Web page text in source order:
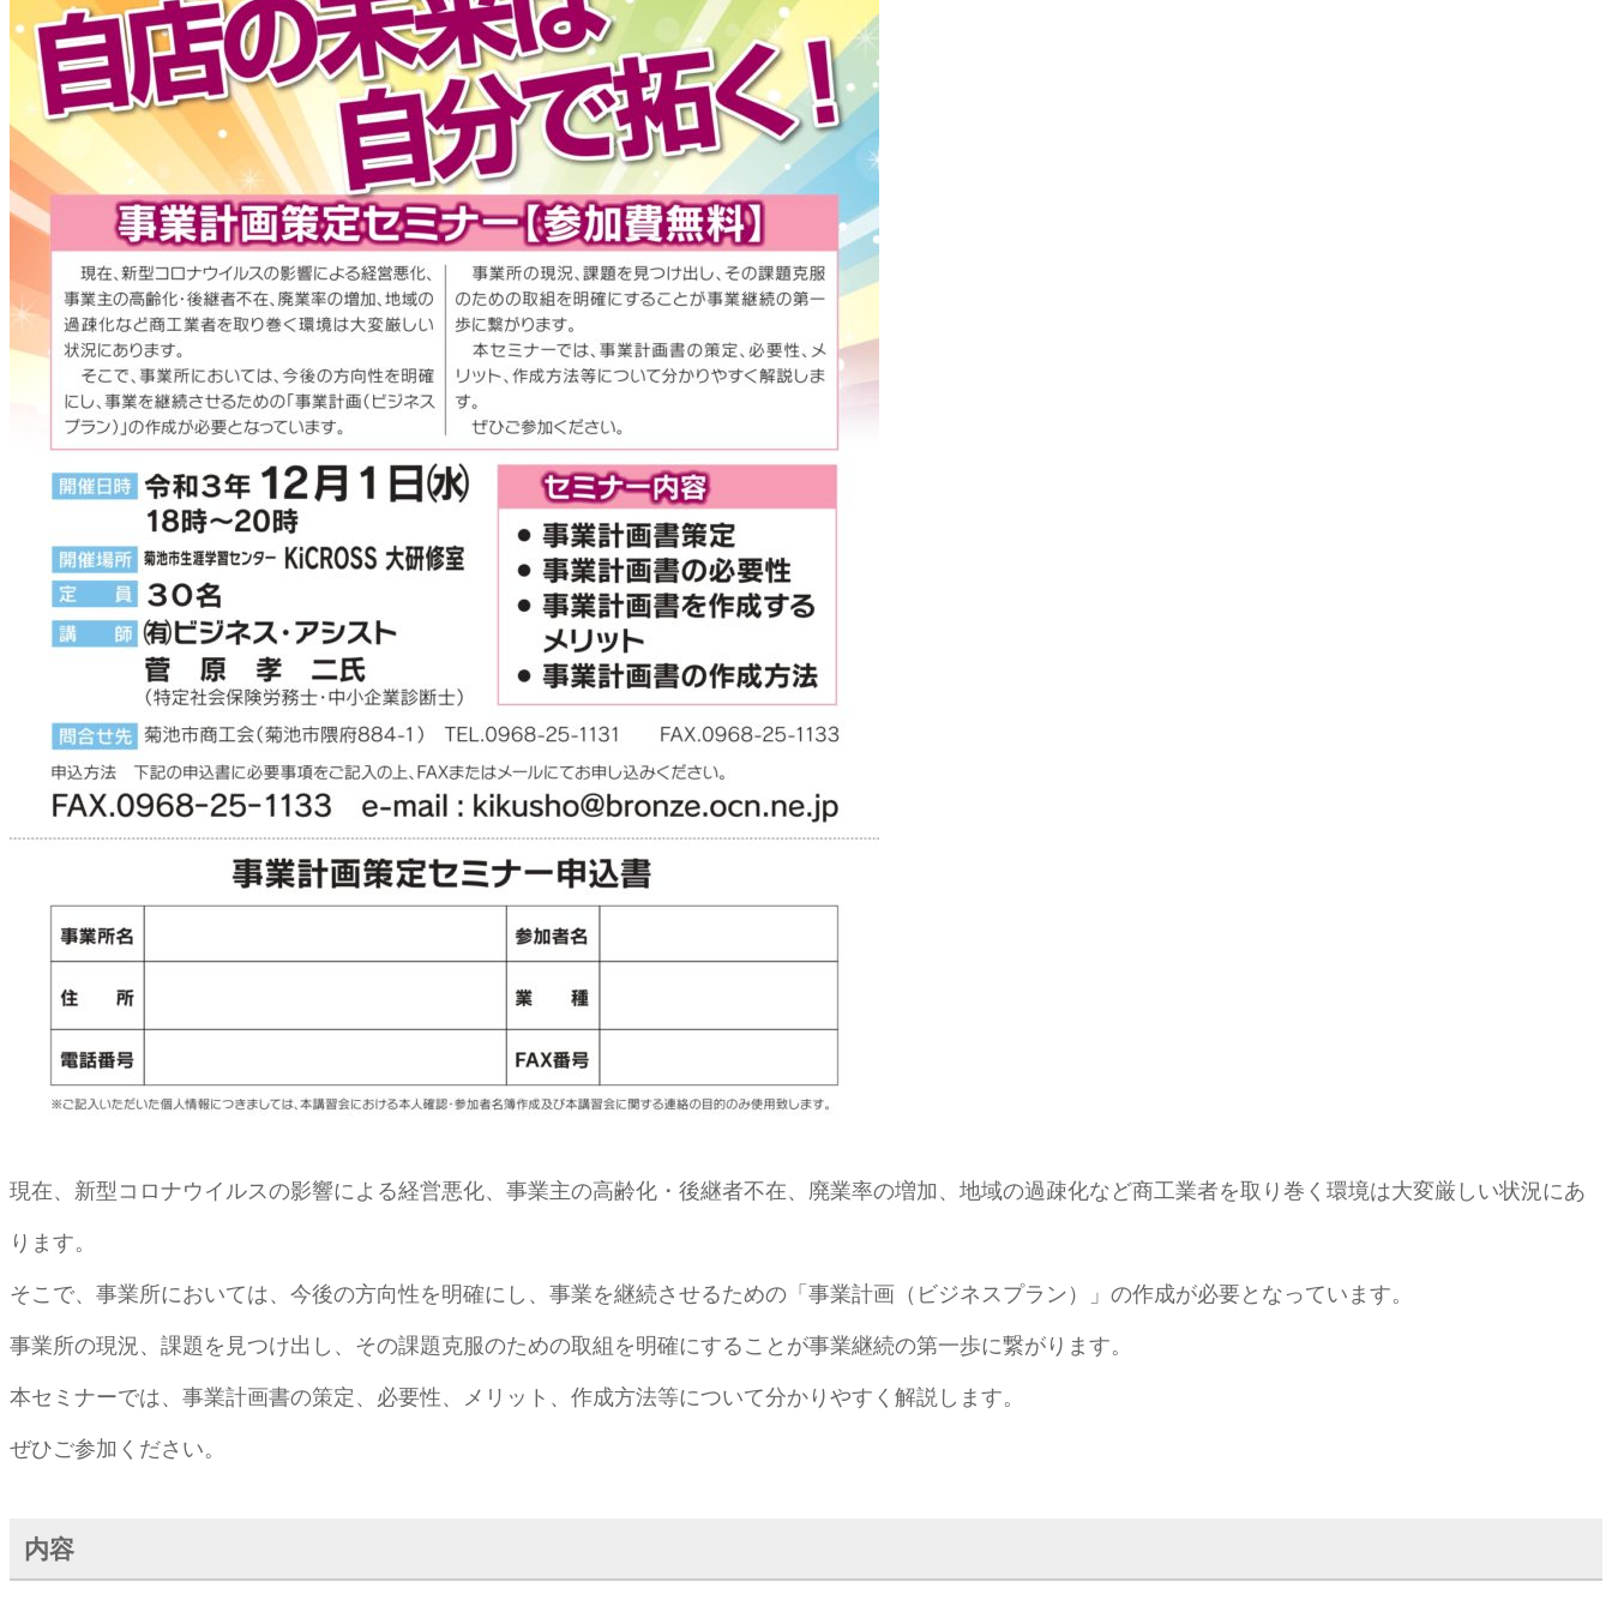
現在、新型コロナウイルスの影響による経営悪化、事業主の高齢化・後継者不在、廃業率の増加、地域の過疎化など商工業者を取り巻く環境は大変厳しい状況にあ
ります。
そこで、事業所においては、今後の方向性を明確にし、事業を継続させるための「事業計画（ビジネスプラン）」の作成が必要となっています。
事業所の現況、課題を見つけ出し、その課題克服のための取組を明確にすることが事業継続の第一歩に繋がります。
本セミナーでは、事業計画書の策定、必要性、メリット、作成方法等について分かりやすく解説します。
ぜひご参加ください。
内容